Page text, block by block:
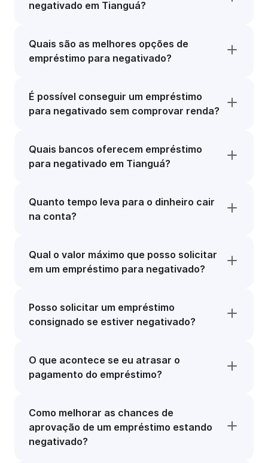
negativado em Tianguá?
Quais são as melhores opções de
empréstimo para negativado?
É possível conseguir um empréstimo
para negativado sem comprovar renda?
Quais bancos oferecem empréstimo
para negativado em Tianguá?
Quanto tempo leva para o dinheiro cair
na conta?
Qual o valor máximo que posso solicitar
em um empréstimo para negativado?
Posso solicitar um empréstimo
consignado se estiver negativado?
O que acontece se eu atrasar o
pagamento do empréstimo?
Como melhorar as chances de
aprovação de um empréstimo estando
negativado?